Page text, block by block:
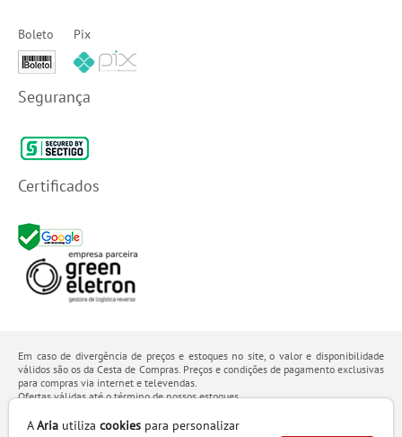
Boleto Pix
Segurança
Certificados
Em caso de divergência de preços e estoques no site, o valor e disponibilidade
válidos são os da Cesta de Compras. Preços e condições de pagamento exclusivas
para compras via internet e televendas.
Ofertas válidas até o término de nossos estoques.
outro meio de comunicação ou sites de buscas. Código de Defesa do Consumidor:
AAria utiliza cookies para personalizar